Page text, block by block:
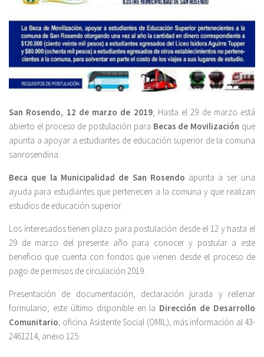
San Rosendo, 12 de marzo de 2019; Hasta el 29 de marzo está
abierto el proceso de postulación para Becas de Movilización que
apunta a apoyar a estudiantes de educación superior de la comuna
sanrosendina.
Beca que la Municipalidad de San Rosendo apunta a ser una
ayuda para estudiantes que pertenecen a la comuna y que realizan
estudios de educación superior.
Los interesados tienen plazo para postulación desde el 12 y hasta el
29 de marzo del presente año para conocer y postular a este
beneficio que cuenta con fondos que vienen desde el proceso de
pago de permisos de circulación 2019.
Presentación de documentación, declaración jurada y rellenar
formulario, este último disponible en la Dirección de Desarrollo
Comunitario , oficina Asistente Social (OMIL), más información al 43-
2461214, anexo 125.